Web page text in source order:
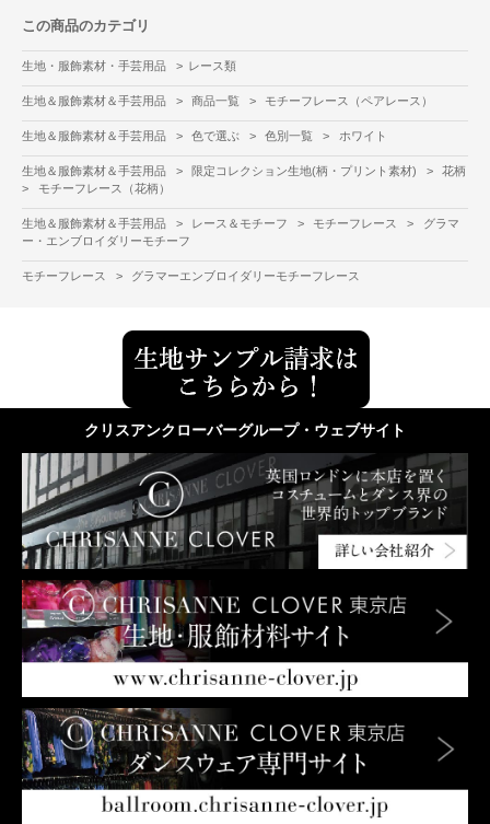
この商品のカテゴリ
生地・服飾素材・手芸用品 > レース類
生地＆服飾素材＆手芸用品 > 商品一覧 > モチーフレース（ペアレース）
生地＆服飾素材＆手芸用品 > 色で選ぶ > 色別一覧 > ホワイト
生地＆服飾素材＆手芸用品 > 限定コレクション生地(柄・プリント素材) >
花柄
>
モチーフレース（花柄）
生地＆服飾素材＆手芸用品 > レース＆モチーフ > モチーフレース >
グラマ
ー・エンブロイダリーモチーフ
モチーフレース > グラマーエンブロイダリーモチーフレース
クリスアンクローバーグループ・ウェブサイト